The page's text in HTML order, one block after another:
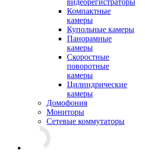
видеорегистраторы
Компактные
камеры
Купольные камеры
Панорамные
камеры
Скоростные
поворотные
камеры
Цилиндрические
камеры
Домофония
Мониторы
Сетевые коммутаторы